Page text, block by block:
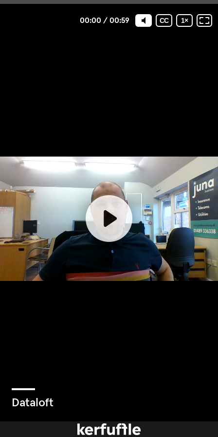
00:00 / 00:59 CC 1×
dataloft